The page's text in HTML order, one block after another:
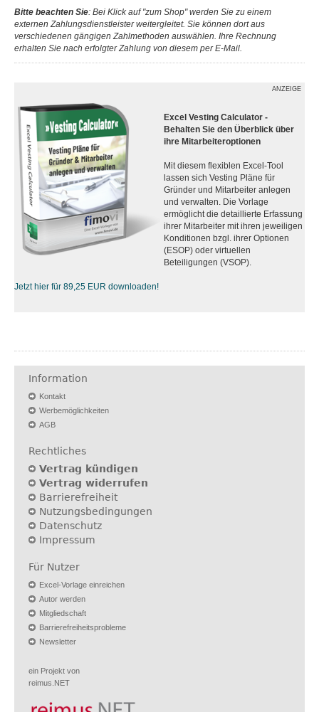
Bitte beachten Sie: Bei Klick auf "zum Shop" werden Sie zu einem
externen Zahlungsdienstleister weitergleitet. Sie können dort aus
verschiedenen gängigen Zahlmethoden auswählen. Ihre Rechnung
erhalten Sie nach erfolgter Zahlung von diesem per E-Mail.
ANZEIGE
Excel Vesting Calculator -
Behalten Sie den Überblick über
ihre Mitarbeiteroptionen
Mit diesem flexiblen Excel-Tool
lassen sich Vesting Pläne für
Gründer und Mitarbeiter anlegen
und verwalten. Die Vorlage
ermöglicht die detaillierte Erfassung
ihrer Mitarbeiter mit ihren jeweiligen
Konditionen bzgl. ihrer Optionen
(ESOP) oder virtuellen
Beteiligungen (VSOP).
Jetzt hier für 89,25 EUR downloaden!
Information
Kontakt
Werbemöglichkeiten
AGB
Rechtliches
Vertrag kündigen
Vertrag widerrufen
Barrierefreiheit
Nutzungsbedingungen
Datenschutz
Impressum
Für Nutzer
Excel-Vorlage einreichen
Autor werden
Mitgliedschaft
Barrierefreiheitsprobleme
Newsletter
ein Projekt von
reimus.NET